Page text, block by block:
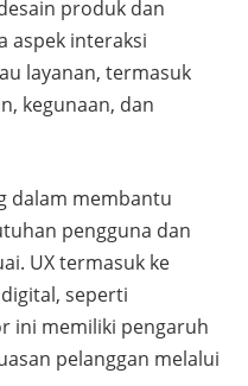
produk dan
aspek interaksi
layanan, termasuk
kegunaan, dan
dalam membantu
pengguna dan
UX termasuk ke
seperti
ini memiliki pengaruh
pelanggan melalui